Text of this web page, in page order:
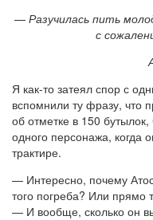
— Разучилась пить
с
Я как-то затеял спор с
вспомнили ту фразу, что
об отметке в 150
одного персонажа, когда
трактире.
— Интересно, почему
того погреба? Или прямо
— И вообще, сколько он